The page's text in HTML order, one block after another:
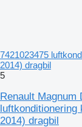
7421023475
2014) dragbil
5
Renault Magnum
luftkonditionering
2014) dragbil